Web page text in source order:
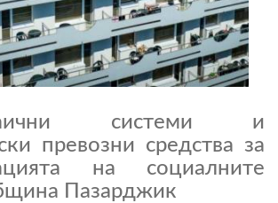
системи и
превозни средства за
на социалните
Пазарджик